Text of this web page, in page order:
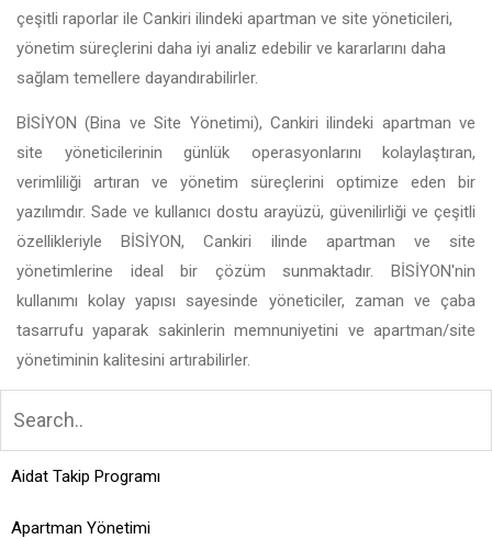
çeşitli raporlar ile Cankiri ilindeki apartman ve site yöneticileri,
yönetim süreçlerini daha iyi analiz edebilir ve kararlarını daha
sağlam temellere dayandırabilirler.
BİSİYON (Bina ve Site Yönetimi), Cankiri ilindeki apartman ve
site yöneticilerinin günlük operasyonlarını kolaylaştıran,
verimliliği artıran ve yönetim süreçlerini optimize eden bir
yazılımdır. Sade ve kullanıcı dostu arayüzü, güvenilirliği ve çeşitli
özellikleriyle BİSİYON, Cankiri ilinde apartman ve site
yönetimlerine ideal bir çözüm sunmaktadır. BİSİYON'nin
kullanımı kolay yapısı sayesinde yöneticiler, zaman ve çaba
tasarrufu yaparak sakinlerin memnuniyetini ve apartman/site
yönetiminin kalitesini artırabilirler.
Aidat Takip Programı
Apartman Yönetimi